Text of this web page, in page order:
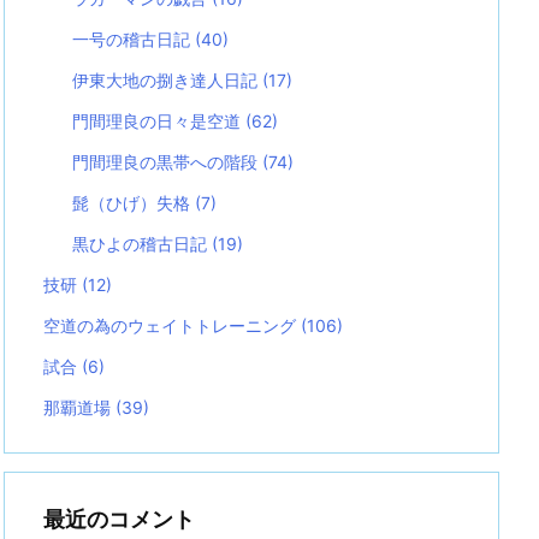
一号の稽古日記 (40)
伊東大地の捌き達人日記 (17)
門間理良の日々是空道 (62)
門間理良の黒帯への階段 (74)
髭（ひげ）失格 (7)
黒ひよの稽古日記 (19)
技研 (12)
空道の為のウェイトトレーニング (106)
試合 (6)
那覇道場 (39)
最近のコメント